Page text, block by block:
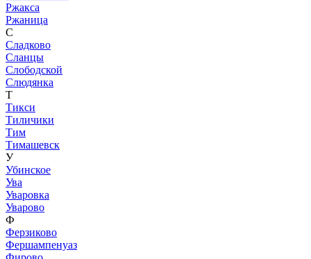
Ржакса
Ржаница
С
Сладково
Сланцы
Слободской
Слюдянка
Т
Тикси
Тиличики
Тим
Тимашевск
У
Убинское
Ува
Уваровка
Уварово
Ф
Ферзиково
Фершампенуаз